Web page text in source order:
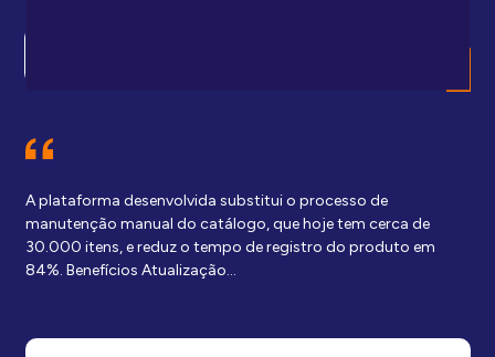
A plataforma desenvolvida substitui o processo de
manutenção manual do catálogo, que hoje tem cerca de
30.000 itens, e reduz o tempo de registro do produto em
84%. Benefícios Atualização…